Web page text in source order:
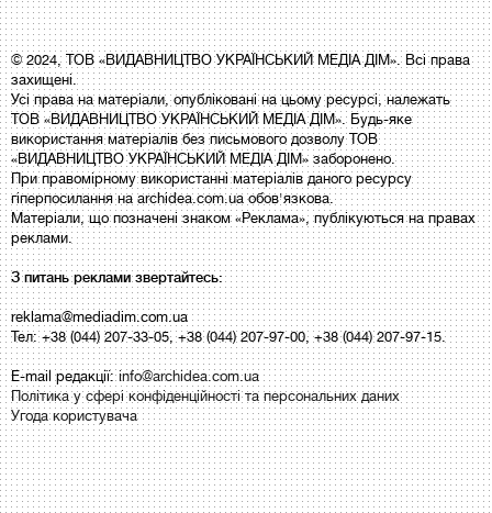
© 2024, ТОВ «ВИДАВНИЦТВО УКРАЇНСЬКИЙ МЕДІА ДІМ». Всі права
захищені.
Усі права на матеріали, опубліковані на цьому ресурсі, належать
ТОВ «ВИДАВНИЦТВО УКРАЇНСЬКИЙ МЕДІА ДІМ». Будь-яке
використання матеріалів без письмового дозволу ТОВ
«ВИДАВНИЦТВО УКРАЇНСЬКИЙ МЕДІА ДІМ» заборонено.
При правомірному використанні матеріалів даного ресурсу
гіперпосилання на archidea.com.ua обов'язкова.
Матеріали, що позначені знаком «Реклама», публікуються на правах
реклами.
З питань реклами звертайтесь:
reklama@mediadim.com.ua
Тел: +38 (044) 207-33-05, +38 (044) 207-97-00, +38 (044) 207-97-15.
E-mail редакції:info@archidea.com.ua
Політика у сфері конфіденційності та персональних даних
Угода користувача